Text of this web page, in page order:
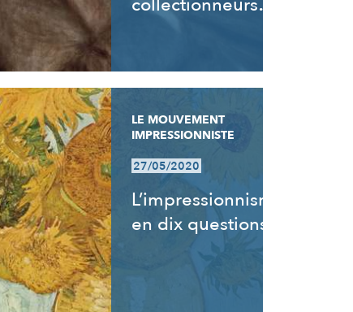
collectionneurs…
LE MOUVEMENT
IMPRESSIONNISTE
27/05/2020
L’impressionnisme
en dix questions